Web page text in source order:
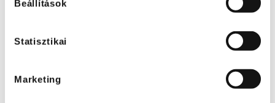
Beállítások
Statisztikai
Marketing